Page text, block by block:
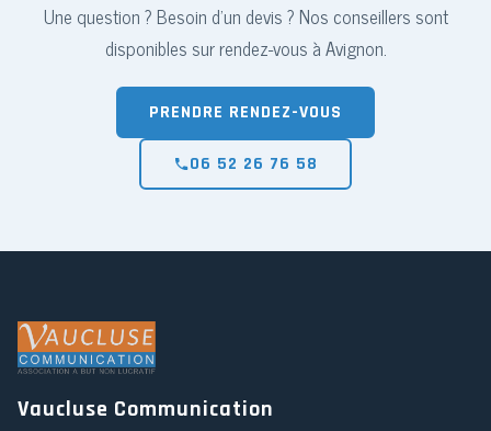
Une question ? Besoin d'un devis ? Nos conseillers sont
disponibles sur rendez-vous à Avignon.
PRENDRE RENDEZ-VOUS
06 52 26 76 58
Vaucluse Communication